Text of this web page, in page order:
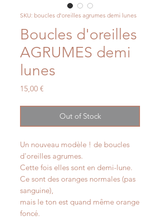
SKU: boucles d'oreilles agrumes demi lunes
Boucles d'oreilles
AGRUMES demi
lunes
15,00 €Price
Out of Stock
Un nouveau modèle ! de boucles
d'oreilles agrumes.
Cette fois elles sont en demi-lune.
Ce sont des oranges normales (pas
sanguine),
mais le ton est quand même orange
foncé.